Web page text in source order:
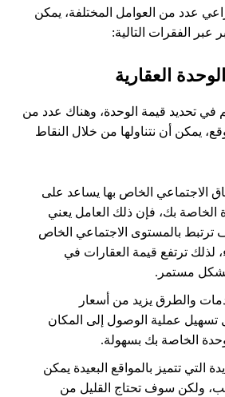
عدد من العوامل المختلفة، يمكن
عبر الفقرات التالية:
العقارية
في تحديد قيمة الوحدة، وهناك عدد من
يمكن أن نتناولها من خلال النقاط
الاجتماعي الخاص بها يساعد على
بك، فإن ذلك العامل يعني
ترتبط بالمستوى الاجتماعي الخاص
لذلك ترتفع قيمة العقارات في
بشكل مستمر.
والطرق يزيد من أسعار
تسهيل عملية الوصول إلى المكان
الخاصة بك بسهولة.
التي تتميز بالمواقع البعيدة يمكن
ولكن سوف تحتاج القليل من